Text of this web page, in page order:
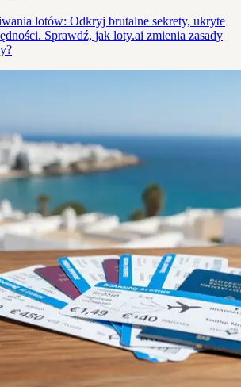
lotów: Odkryj brutalne sekrety, ukryte
Sprawdź, jak loty.ai zmienia zasady